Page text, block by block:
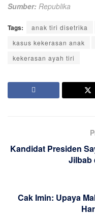
Sumber: Republika
Tags: anak tiri disetrika
kasus kekerasan anak
kekerasan ayah tiri
Kandidat Presiden
Jilbab
Cak Imin: Upaya